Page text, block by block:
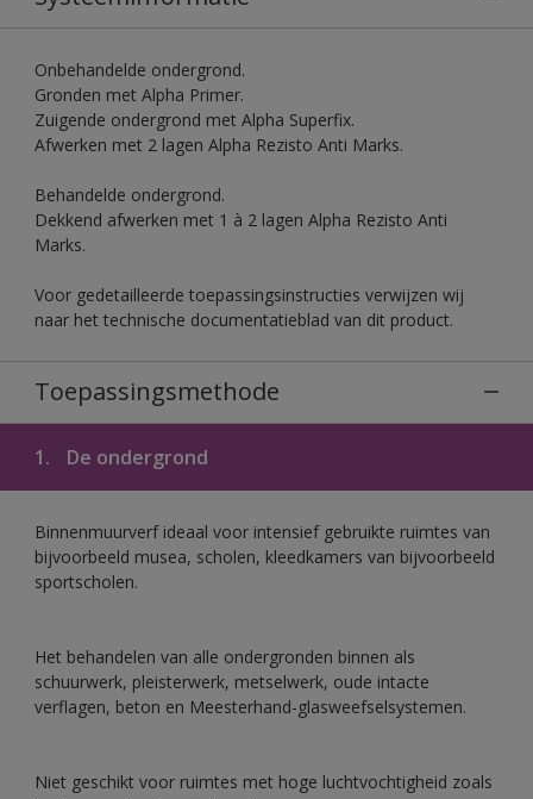
Onbehandelde ondergrond.
Gronden met Alpha Primer.
Zuigende ondergrond met Alpha Superfix.
Afwerken met 2 lagen Alpha Rezisto Anti Marks.
Behandelde ondergrond.
Dekkend afwerken met 1 à 2 lagen Alpha Rezisto Anti
Marks.
Voor gedetailleerde toepassingsinstructies verwijzen wij
naar het technische documentatieblad van dit product.
Toepassingsmethode
1. De ondergrond
Binnenmuurverf ideaal voor intensief gebruikte ruimtes van
bijvoorbeeld musea, scholen, kleedkamers van bijvoorbeeld
sportscholen.
Het behandelen van alle ondergronden binnen als
schuurwerk, pleisterwerk, metselwerk, oude intacte
verflagen, beton en Meesterhand-glasweefselsystemen.
Niet geschikt voor ruimtes met hoge luchtvochtigheid zoals